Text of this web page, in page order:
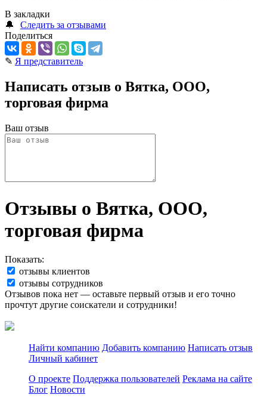
В закладки
🔔
Следить за отзывами
Поделиться
✎ Я представитель
Написать отзыв о Вятка, ООО,
торговая фирма
Ваш отзыв
Отзывы о Вятка, ООО,
торговая фирма
Показать:
отзывы клиентов
отзывы сотрудников
Отзывов пока нет — оставьте первый отзыв и его точно
прочтут другие соискатели и сотрудники!
Найти компанию Добавить компанию Написать отзыв
Личный кабинет
О проекте Поддержка пользователей Реклама на сайте
Блог Новости